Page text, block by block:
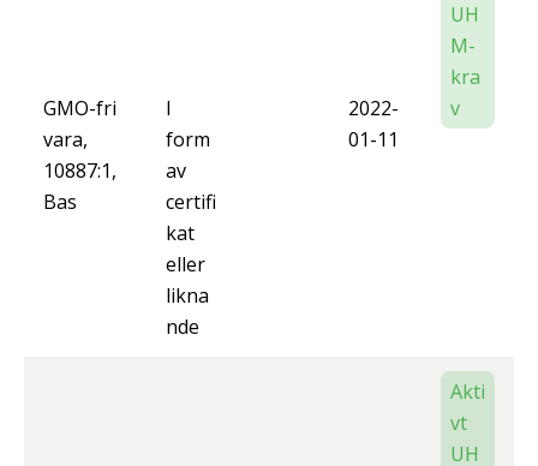
GMO-fri
vara,
10887:1,
Bas
I
form
av
certifi
kat
eller
likna
nde
2022-
01-11
UH
M-
kra
v
Akti
vt
UH